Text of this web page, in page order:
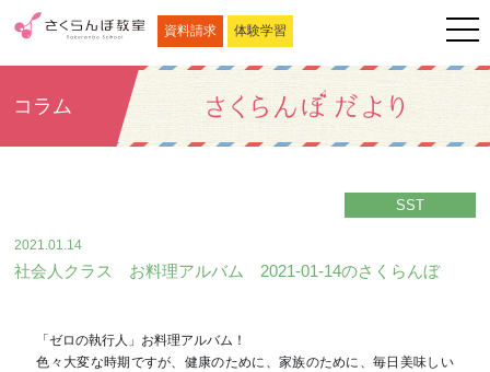
資料請求 体験学習
コラム
SST
2021.01.14
社会人クラス お料理アルバム 2021-01-14のさくらんぼ
「ゼロの執行人」お料理アルバム！
色々大変な時期ですが、健康のために、家族のために、毎日美味しい